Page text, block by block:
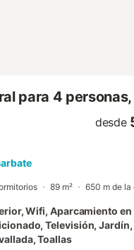
para 4
desde
89 m² 650 m de la
Wifi, Aparcamiento
Televisión, Jardín,
Toallas